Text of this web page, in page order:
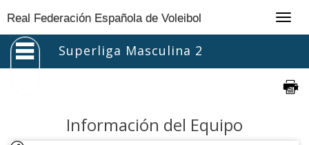
Real Federación Española de Voleibol
Superliga Masculina 2
Información del Equipo